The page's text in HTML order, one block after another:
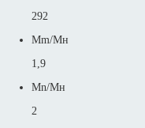
292
Mm/Mн
1,9
Mn/Mн
2